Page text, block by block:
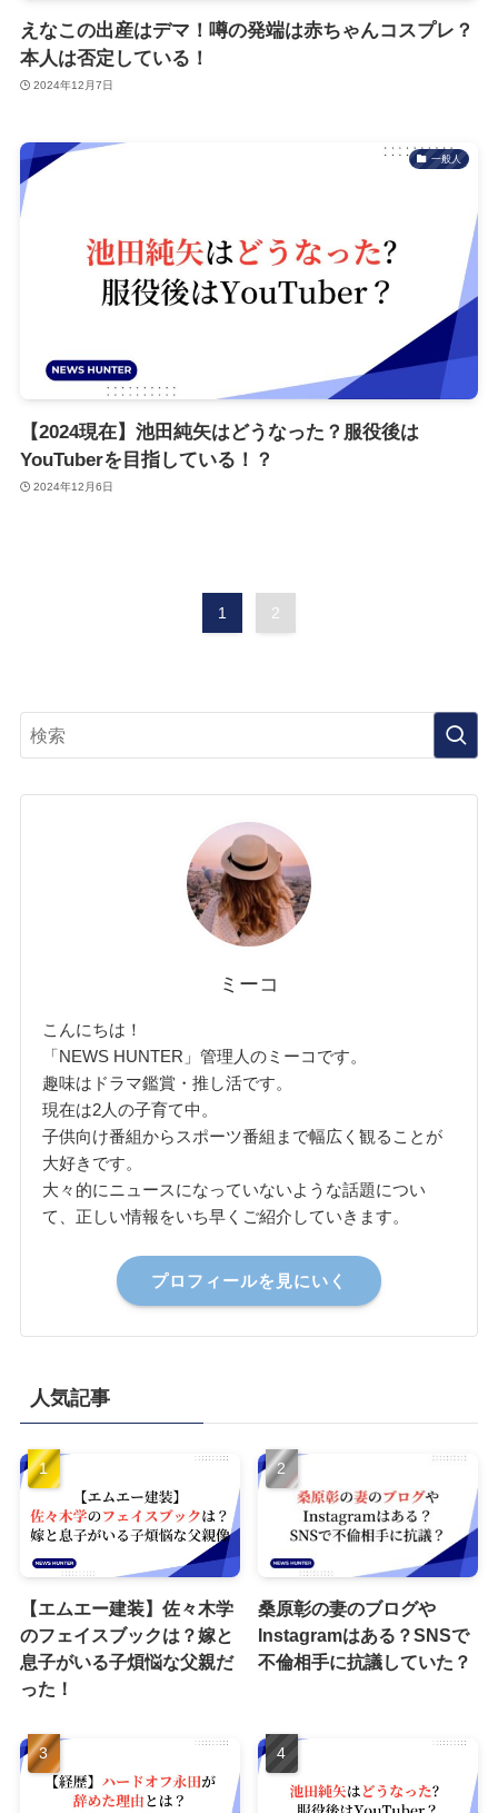
えなこの出産はデマ！噂の発端は赤ちゃんコスプレ？
本人は否定している！
2024年12月7日
一般人
【2024現在】池田純矢はどうなった？服役後は
YouTuberを目指している！？
2024年12月6日
1 2
ミーコ
こんにちは！
「NEWS HUNTER」管理人のミーコです。
趣味はドラマ鑑賞・推し活です。
現在は2人の子育て中。
子供向け番組からスポーツ番組まで幅広く観ることが
大好きです。
大々的にニュースになっていないような話題につい
て、正しい情報をいち早くご紹介していきます。
プロフィールを見にいく
人気記事
【エムエー建装】佐々木学
のフェイスブックは？嫁と
息子がいる子煩悩な父親だ
った！
桑原彰の妻のブログや
Instagramはある？SNSで
不倫相手に抗議していた？